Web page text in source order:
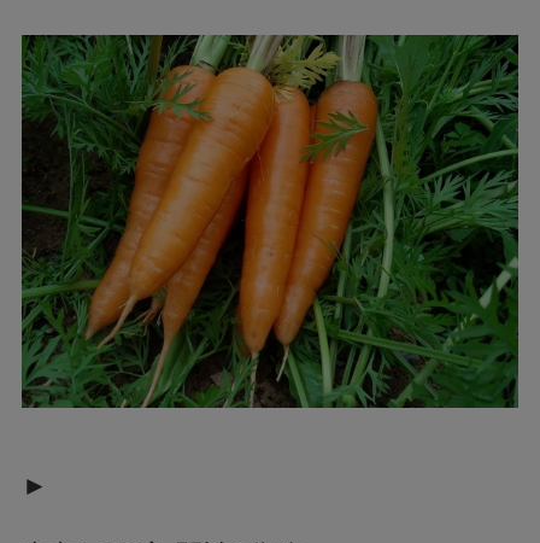
►